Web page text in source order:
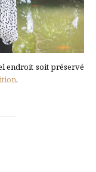
endroit soit préservé
.